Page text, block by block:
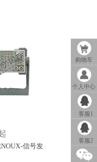
信号发
购物车
个人中心
客服1
QQ客服
客服2
QQ客服